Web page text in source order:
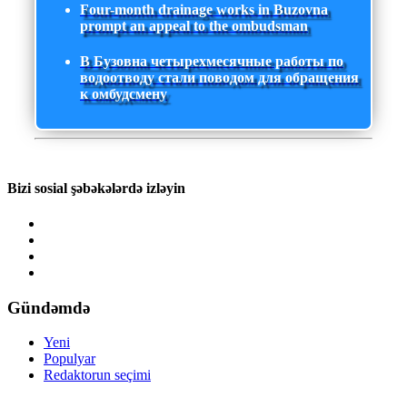
Four-month drainage works in Buzovna
prompt an appeal to the ombudsman
В Бузовна четырехмесячные работы по
водоотводу стали поводом для обращения
к омбудсмену
Bizi sosial şəbəkələrdə izləyin
Gündəmdə
Yeni
Populyar
Redaktorun seçimi